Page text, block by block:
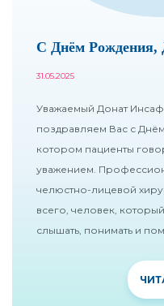
С Днём Рождения,
31.05.2025
Уважаемый Донат
поздравляем Вас с
котором пациенты
уважением.
челюстно-лицевой
всего, человек,
слышать, понимать и